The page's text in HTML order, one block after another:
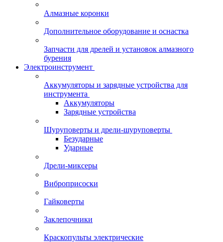
Алмазные коронки
Дополнительное оборудование и оснастка
Запчасти для дрелей и установок алмазного
бурения
Электроинструмент
Аккумуляторы и зарядные устройства для
инструмента
Аккумуляторы
Зарядные устройства
Шуруповерты и дрели-шуруповерты
Безударные
Ударные
Дрели-миксеры
Виброприсоски
Гайковерты
Заклепочники
Краскопульты электрические